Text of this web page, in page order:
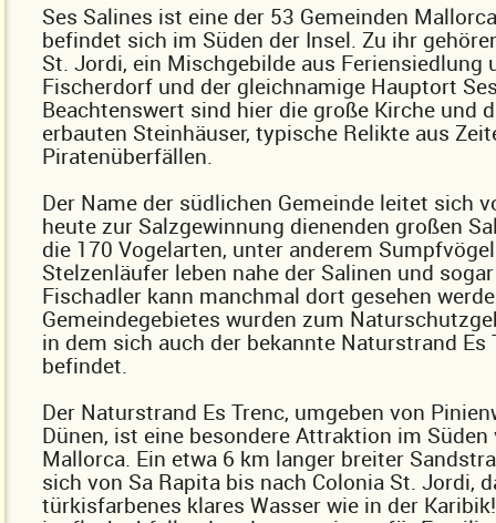
Ses Salines ist eine der 53 Gemeinden
befindet sich im Süden der Insel. Zu ihr
St. Jordi, ein Mischgebilde aus Feriensiedlung
Fischerdorf und der gleichnamige Hauptort
Beachtenswert sind hier die große Kirche und
erbauten Steinhäuser, typische Relikte aus
Piratenüberfällen.
Der Name der südlichen Gemeinde leitet sich
heute zur Salzgewinnung dienenden großen
die 170 Vogelarten, unter anderem
Stelzenläufer leben nahe der Salinen und
Fischadler kann manchmal dort gesehen
Gemeindegebietes wurden zum
in dem sich auch der bekannte Naturstrand Es
befindet.
Der Naturstrand Es Trenc, umgeben von
Dünen, ist eine besondere Attraktion im Süden
Mallorca. Ein etwa 6 km langer breiter
sich von Sa Rapita bis nach Colonia St. Jordi,
türkisfarbenes klares Wasser wie in der